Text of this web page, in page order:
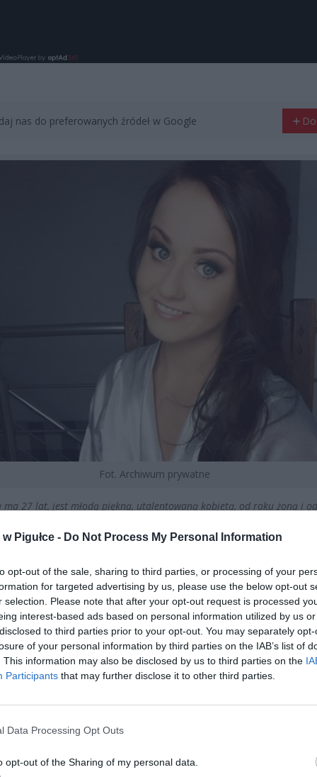
Pigułce - Do Not Process My Personal Information
opt-out of the sale, sharing to third parties, or processing of your
for targeted advertising by us, please use the below opt-out
selection. Please note that after your opt-out request is processed
interest-based ads based on personal information utilized by us
to third parties prior to your opt-out. You may separately
of your personal information by third parties on the IAB’s list of
This information may also be disclosed by us to third parties on the
Participants that may further disclose it to other third parties.
Data Processing Opt Outs
opt-out of the Sharing of my personal data.
nas do preferowanych źródeł w Google
Fot. Archiwum prywatne
ma 27 lat, jest młodą piękną, utalentowaną kobietą, od roku żoną i
który był tym najpiękniejszym w całym życiu, stanie się również
książkowo, Monika chorowała na cukrzycę ciążowa oraz lekką
tarczycy, przez całą ciążę jednak nie działo się nic
i euforii czekała na swoje upragnione dziecko, gdy termin porodu sie
szczególnie w czasie upałów, były opuchlizna czy
były to objawy czegoś niepokojącego, na co można było zareagować..
rano 24 czerwca 2019 z regularnym skurczami, po odpłynięciu wód
pojechała do szpitala, z akcją porodową została przyjęta na oddział.
był okropnie trudny, bolesny i ciężki. Monika miała trudności z
na świat, strasznie się męczyła, straciła dużo krwi. Po porodzie miała
się mimo bólu i skrajnego wycieńczenia swoim skarbem, jednak
kroplówkę wzmacniająca oraz informacje, że tak się zdarza. Leżała i